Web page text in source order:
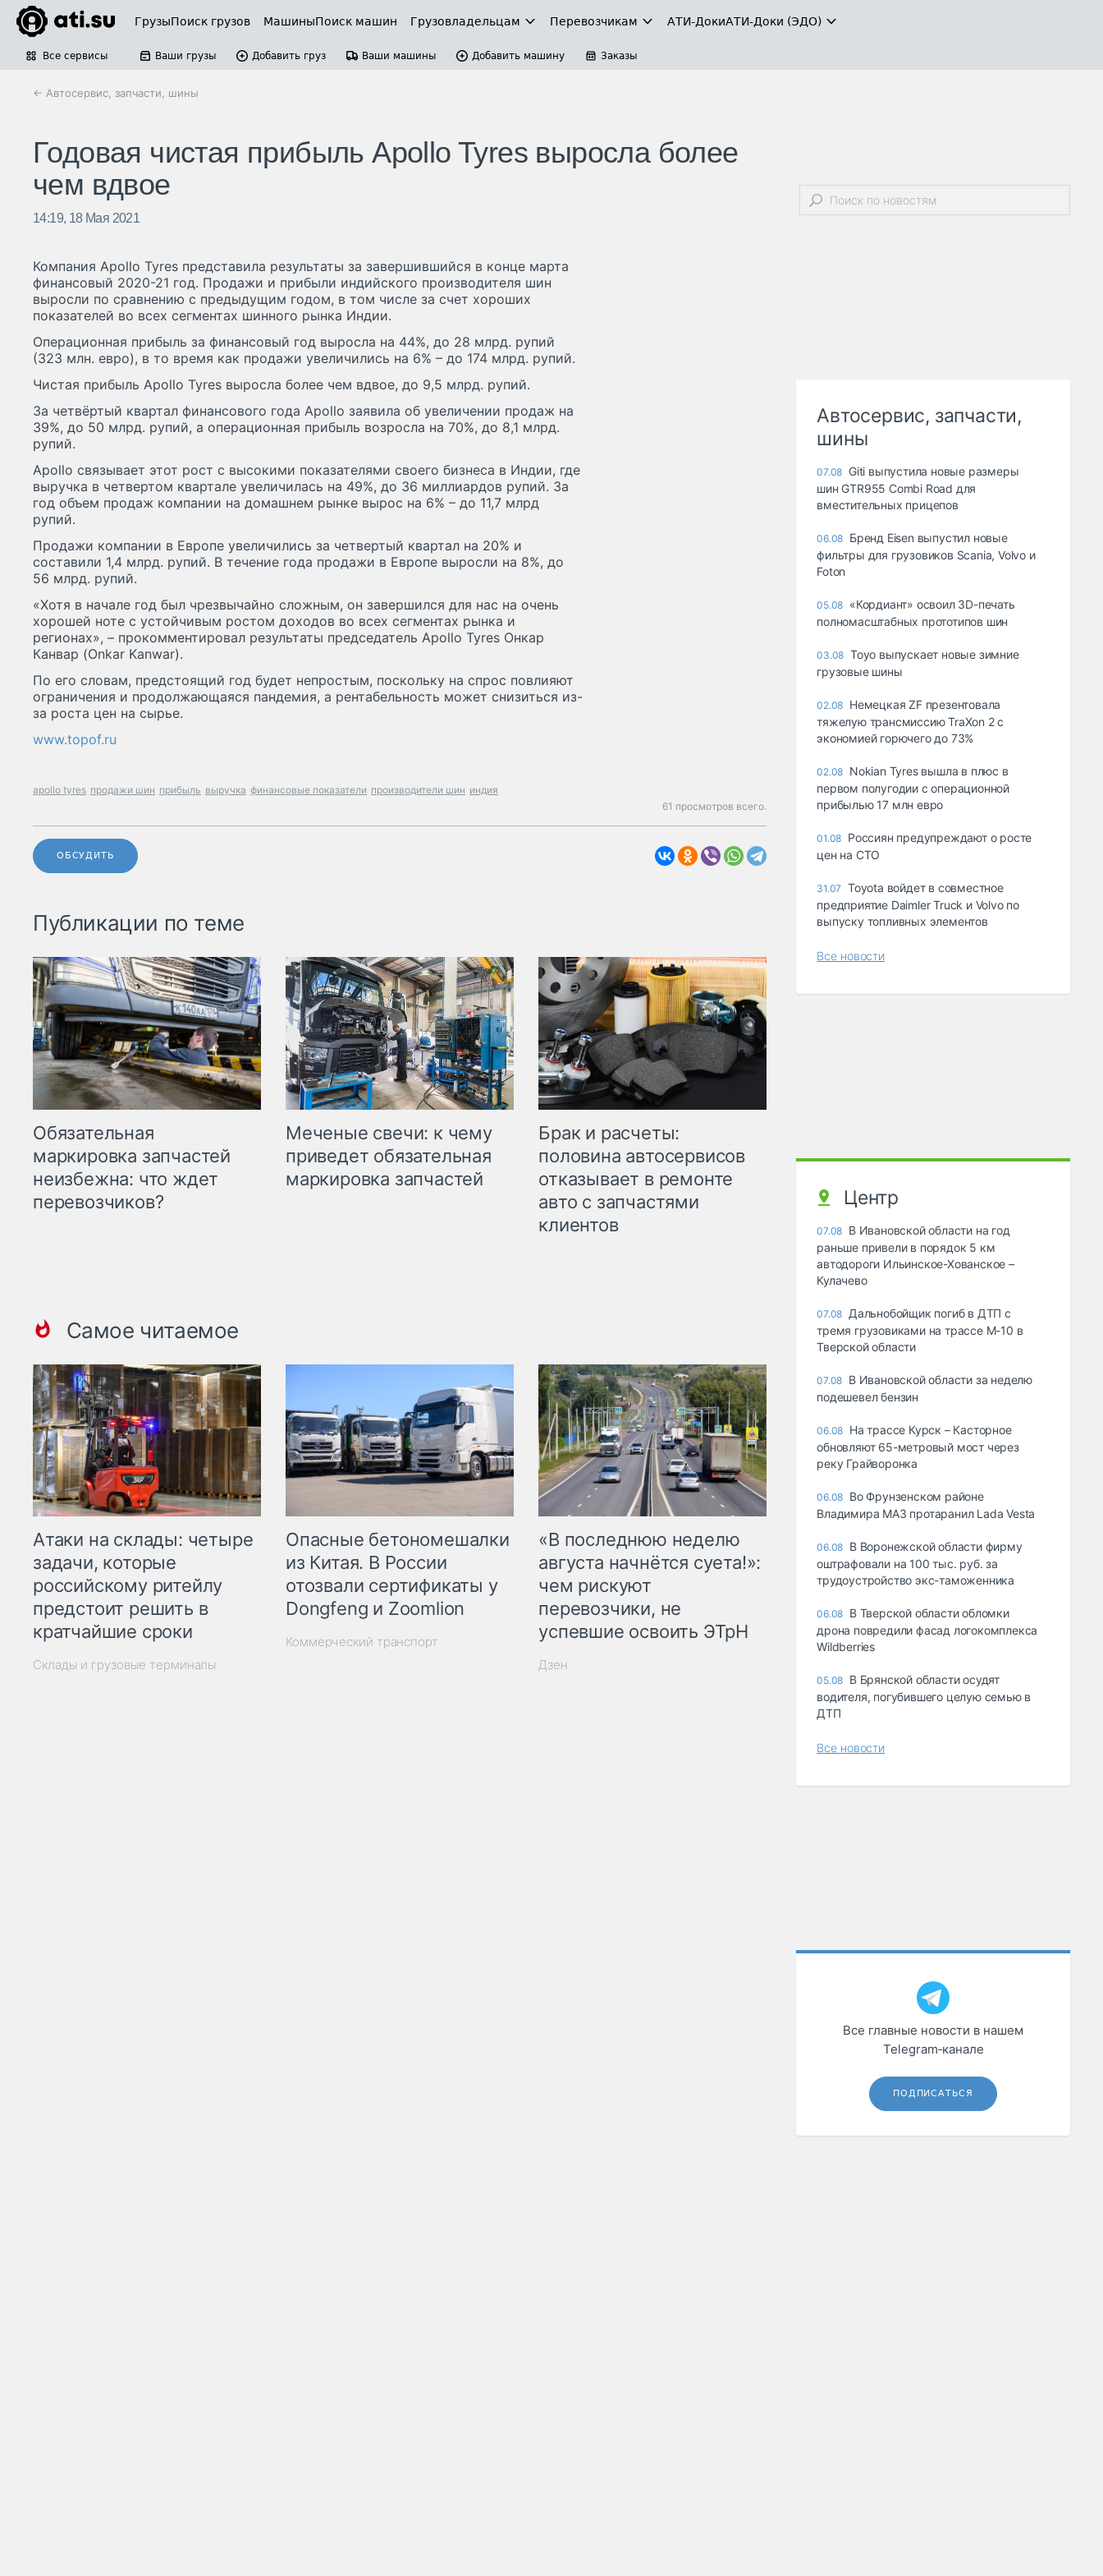
ГрузыПоиск грузов МашиныПоиск машин Грузовладельцам Перевозчикам АТИ-ДокиАТИ-Доки (ЭДО)
Все сервисы Ваши грузы Добавить груз Ваши машины Добавить машину Заказы
← Автосервис, запчасти, шины
Годовая чистая прибыль Apollo Tyres выросла более
чем вдвое
14:19, 18 Мая 2021
Компания Apollo Tyres представила результаты за завершившийся в конце марта
финансовый 2020-21 год. Продажи и прибыли индийского производителя шин
выросли по сравнению с предыдущим годом, в том числе за счет хороших
показателей во всех сегментах шинного рынка Индии.
Операционная прибыль за финансовый год выросла на 44%, до 28 млрд. рупий
(323 млн. евро), в то время как продажи увеличились на 6% – до 174 млрд. рупий.
Чистая прибыль Apollo Tyres выросла более чем вдвое, до 9,5 млрд. рупий.
За четвёртый квартал финансового года Apollo заявила об увеличении продаж на
39%, до 50 млрд. рупий, а операционная прибыль возросла на 70%, до 8,1 млрд.
рупий.
Apollo связывает этот рост с высокими показателями своего бизнеса в Индии, где
выручка в четвертом квартале увеличилась на 49%, до 36 миллиардов рупий. За
год объем продаж компании на домашнем рынке вырос на 6% – до 11,7 млрд
рупий.
Продажи компании в Европе увеличились за четвертый квартал на 20% и
составили 1,4 млрд. рупий. В течение года продажи в Европе выросли на 8%, до
56 млрд. рупий.
«Хотя в начале год был чрезвычайно сложным, он завершился для нас на очень
хорошей ноте с устойчивым ростом доходов во всех сегментах рынка и
регионах», – прокомментировал результаты председатель Apollo Tyres Онкар
Канвар (Onkar Kanwar).
По его словам, предстоящий год будет непростым, поскольку на спрос повлияют
ограничения и продолжающаяся пандемия, а рентабельность может снизиться из-
за роста цен на сырье.
www.topof.ru
apollo tyres продажи шин прибыль выручка финансовые показатели производители шин индия
61 просмотров всего.
ОБСУДИТЬ
Публикации по теме
Обязательная
маркировка запчастей
неизбежна: что ждет
перевозчиков?
Меченые свечи: к чему
приведет обязательная
маркировка запчастей
Брак и расчеты:
половина автосервисов
отказывает в ремонте
авто с запчастями
клиентов
Самое читаемое
Атаки на склады: четыре
задачи, которые
российскому ритейлу
предстоит решить в
кратчайшие сроки
Склады и грузовые терминалы
Опасные бетономешалки
из Китая. В России
отозвали сертификаты у
Dongfeng и Zoomlion
Коммерческий транспорт
«В последнюю неделю
августа начнётся суета!»:
чем рискуют
перевозчики, не
успевшие освоить ЭТрН
Дзен
Автосервис, запчасти,
шины
07.08 Giti выпустила новые размеры
шин GTR955 Combi Road для
вместительных прицепов
06.08 Бренд Eisen выпустил новые
фильтры для грузовиков Scania, Volvo и
Foton
05.08 «Кордиант» освоил 3D-печать
полномасштабных прототипов шин
03.08 Toyo выпускает новые зимние
грузовые шины
02.08 Немецкая ZF презентовала
тяжелую трансмиссию TraXon 2 с
экономией горючего до 73%
02.08 Nokian Tyres вышла в плюс в
первом полугодии с операционной
прибылью 17 млн евро
01.08 Россиян предупреждают о росте
цен на СТО
31.07
Toyota войдет в совместное
предприятие Daimler Truck и Volvo по
выпуску топливных элементов
Все новости
Центр
07.08 В Ивановской области на год
раньше привели в порядок 5 км
автодороги Ильинское-Хованское –
Кулачево
07.08 Дальнобойщик погиб в ДТП с
тремя грузовиками на трассе М-10 в
Тверской области
07.08 В Ивановской области за неделю
подешевел бензин
06.08 На трассе Курск – Касторное
обновляют 65-метровый мост через
реку Грайворонка
06.08 Во Фрунзенском районе
Владимира МАЗ протаранил Lada Vesta
06.08 В Воронежской области фирму
оштрафовали на 100 тыс. руб. за
трудоустройство экс-таможенника
06.08 В Тверской области обломки
дрона повредили фасад логокомплекса
Wildberries
05.08 В Брянской области осудят
водителя, погубившего целую семью в
ДТП
Все новости
Все главные новости в нашем
Telegram‑канале
ПОДПИСАТЬСЯ